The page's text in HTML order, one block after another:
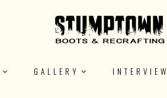
GALLERY INTERVIEW